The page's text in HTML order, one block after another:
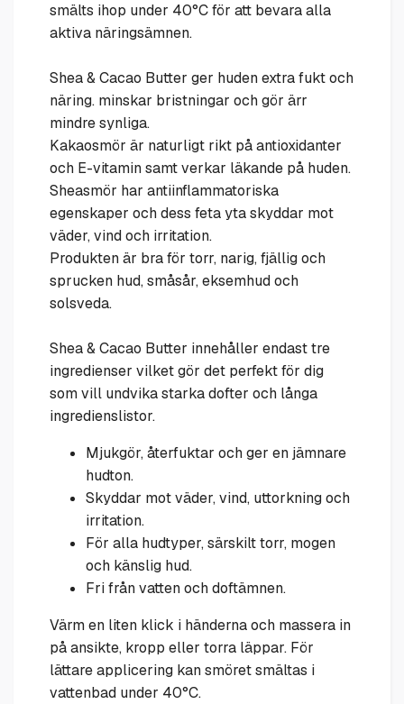
smälts ihop under 40°C för att bevara alla
aktiva näringsämnen.
Shea & Cacao Butter ger huden extra fukt och
näring. minskar bristningar och gör ärr
mindre synliga.
Kakaosmör är naturligt rikt på antioxidanter
och E-vitamin samt verkar läkande på huden.
Sheasmör har antiinflammatoriska
egenskaper och dess feta yta skyddar mot
väder, vind och irritation.
Produkten är bra för torr, narig, fjällig och
sprucken hud, småsår, eksemhud och
solsveda.
Shea & Cacao Butter innehåller endast tre
ingredienser vilket gör det perfekt för dig
som vill undvika starka dofter och långa
ingredienslistor.
Mjukgör, återfuktar och ger en jämnare
hudton.
Skyddar mot väder, vind, uttorkning och
irritation.
För alla hudtyper, särskilt torr, mogen
och känslig hud.
Fri från vatten och doftämnen.
Värm en liten klick i händerna och massera in
på ansikte, kropp eller torra läppar. För
lättare applicering kan smöret smältas i
vattenbad under 40°С.